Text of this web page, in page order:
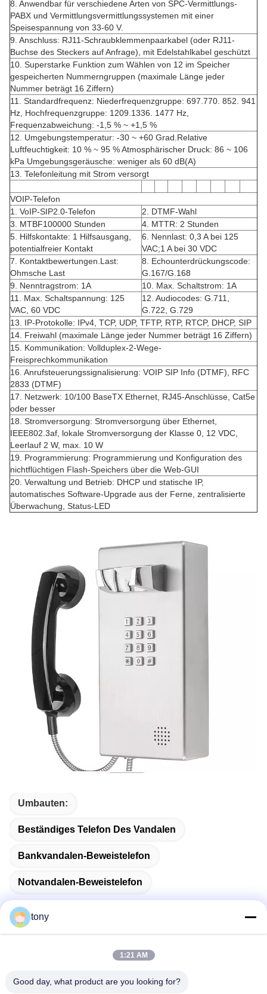
8. Anwendbar für verschiedene Arten von SPC-Vermittlungs-
PABX und Vermittlungsvermittlungssystemen mit einer
Speisespannung von 33-60 V.
9. Anschluss: RJ11-Schraubklemmenpaarkabel (oder RJ11-
Buchse des Steckers auf Anfrage), mit Edelstahlkabel geschützt
10. Superstarke Funktion zum Wählen von 12 im Speicher
gespeicherten Nummerngruppen (maximale Länge jeder
Nummer beträgt 16 Ziffern)
11. Standardfrequenz: Niederfrequenzgruppe: 697.770. 852. 941
Hz, Hochfrequenzgruppe: 1209.1336. 1477 Hz,
Frequenzabweichung: -1,5 % ~ +1,5 %
12. Umgebungstemperatur: -30 ~ +60 Grad.Relative
Luftfeuchtigkeit: 10 % ~ 95 % Atmosphärischer Druck: 86 ~ 106
kPa Umgebungsgeräusche: weniger als 60 dB(A)
13. Telefonleitung mit Strom versorgt
VOIP-Telefon
1. VoIP-SIP2.0-Telefon
2. DTMF-Wahl
3. MTBF100000 Stunden
4. MTTR: ​​2 Stunden
5. Hilfskontakte: 1 Hilfsausgang,
potentialfreier Kontakt
6. Nennlast: 0,3 A bei 125
VAC;1 A bei 30 VDC
7. Kontaktbewertungen.Last:
Ohmsche Last
8. Echounterdrückungscode:
G.167/G.168
9. Nenntragstrom: 1A
10. Max. Schaltstrom: 1A
11. Max. Schaltspannung: 125
VAC, 60 VDC
12. Audiocodes: G.711,
G.722, G.729
13. IP-Protokolle: IPv4, TCP, UDP, TFTP, RTP, RTCP, DHCP, SIP
14. Freiwahl (maximale Länge jeder Nummer beträgt 16 Ziffern)
15. Kommunikation: Vollduplex-2-Wege-
Freisprechkommunikation
16. Anrufsteuerungssignalisierung: VOIP SIP Info (DTMF), RFC
2833 (DTMF)
17. Netzwerk: 10/100 BaseTX Ethernet, RJ45-Anschlüsse, Cat5e
oder besser
18. Stromversorgung: Stromversorgung über Ethernet,
IEEE802.3af, lokale Stromversorgung der Klasse 0, 12 VDC,
Leerlauf 2 W, max. 10 W
19. Programmierung: Programmierung und Konfiguration des
nichtflüchtigen Flash-Speichers über die Web-GUI
20. Verwaltung und Betrieb: DHCP und statische IP,
automatisches Software-Upgrade aus der Ferne, zentralisierte
Überwachung, Status-LED
Umbauten:
Beständiges Telefon Des Vandalen
Bankvandalen-Beweistelefon
Notvandalen-Beweistelefon
Schnelle Kontaktaufnahme
Adresse
tony
1:21 AM
Good day, what product are you looking for?